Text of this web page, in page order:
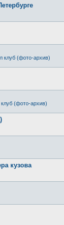
клуб (фото-архив)
(фото-архив)
кузова